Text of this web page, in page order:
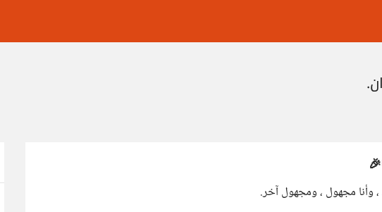
، وأنا مجهول ، ومجهول آخر.